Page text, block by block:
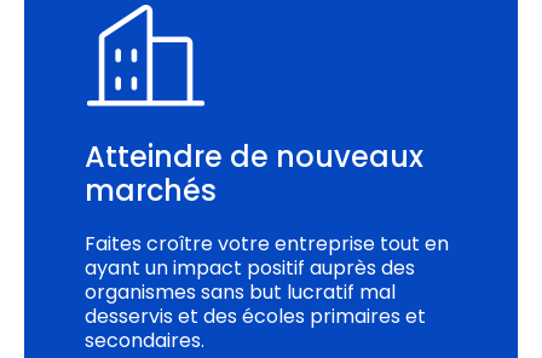
Atteindre de nouveaux
marchés
Faites croître votre entreprise tout en
ayant un impact positif auprès des
organismes sans but lucratif mal
desservis et des écoles primaires et
secondaires.